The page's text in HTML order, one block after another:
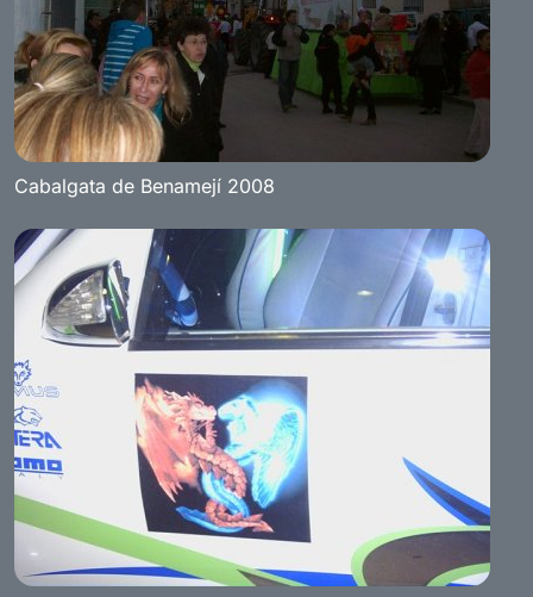
Cabalgata de Benamejí 2008